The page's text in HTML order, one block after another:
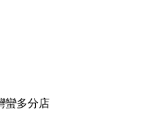
蠻多分店